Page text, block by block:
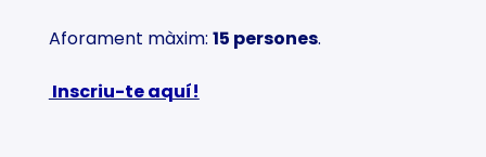
Aforament màxim: 15 persones.
Inscriu-te aquí!